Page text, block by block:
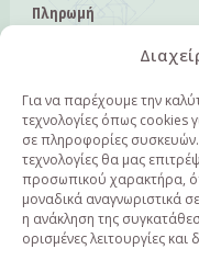
Για να παρέχουμε την
τεχνολογίες όπως cookies
σε πληροφορίες
τεχνολογίες θα μας
προσωπικού χαρακτήρα,
μοναδικά αναγνωριστικά
η ανάκληση της
ορισμένες λειτουργίες και
Πληρωμή
Πολιτική Απορρήτου
Πολιτική Cookies
Επικοινωνία
Επικοινωνία
+30 6940362482